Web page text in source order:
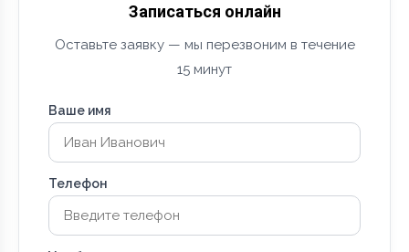
Записаться онлайн
Оставьте заявку — мы перезвоним в течение
15 минут
Ваше имя
Телефон